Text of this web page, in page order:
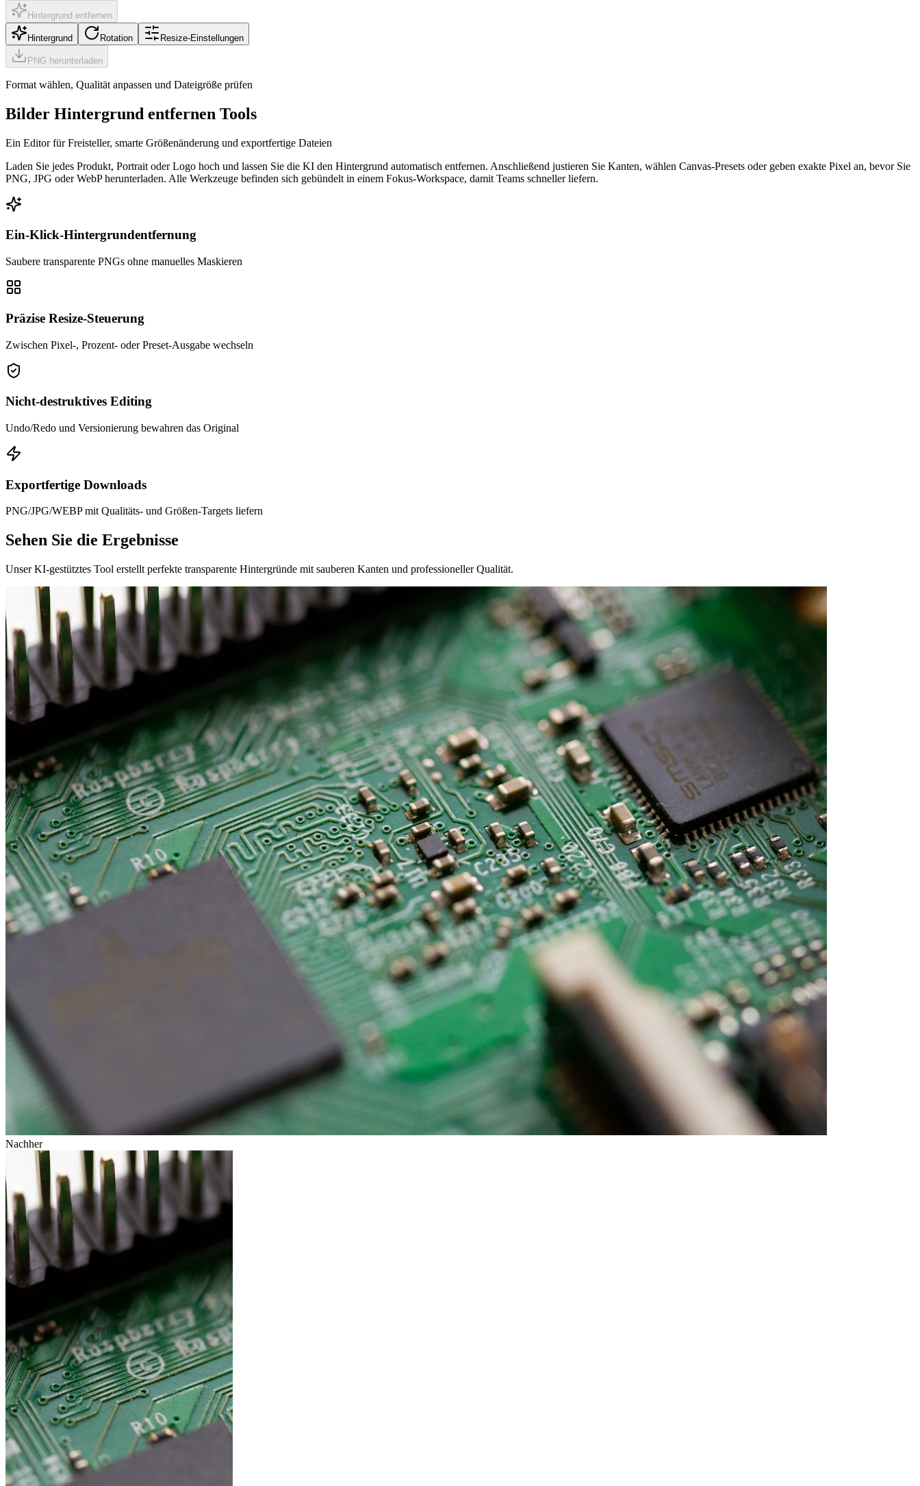
Hintergrund entfernen
Hintergrund Rotation Resize-Einstellungen
PNG herunterladen
Format wählen, Qualität anpassen und Dateigröße prüfen
Bilder Hintergrund entfernen Tools
Ein Editor für Freisteller, smarte Größenänderung und exportfertige Dateien
Laden Sie jedes Produkt, Portrait oder Logo hoch und lassen Sie die KI den Hintergrund automatisch entfernen. Anschließend justieren Sie Kanten, wählen Canvas-Presets oder geben exakte Pixel an, bevor Sie
PNG, JPG oder WebP herunterladen. Alle Werkzeuge befinden sich gebündelt in einem Fokus-Workspace, damit Teams schneller liefern.
Ein-Klick-Hintergrundentfernung
Saubere transparente PNGs ohne manuelles Maskieren
Präzise Resize-Steuerung
Zwischen Pixel-, Prozent- oder Preset-Ausgabe wechseln
Nicht-destruktives Editing
Undo/Redo und Versionierung bewahren das Original
Exportfertige Downloads
PNG/JPG/WEBP mit Qualitäts- und Größen-Targets liefern
Sehen Sie die Ergebnisse
Unser KI-gestütztes Tool erstellt perfekte transparente Hintergründe mit sauberen Kanten und professioneller Qualität.
Nachher